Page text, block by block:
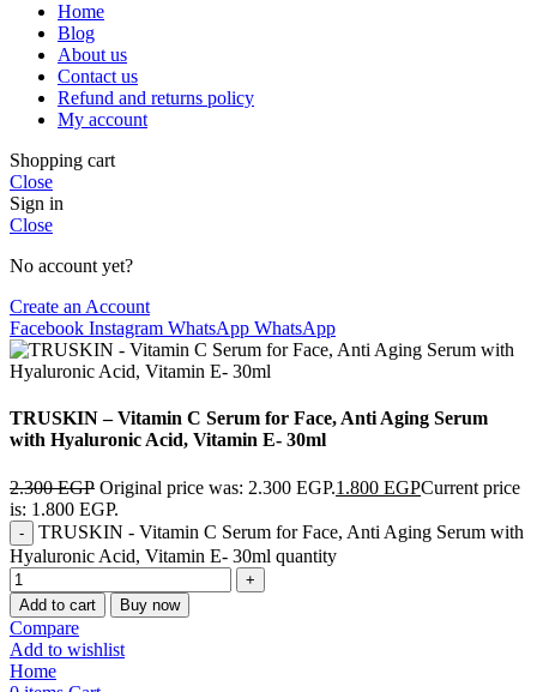
Home
Blog
About us
Contact us
Refund and returns policy
My account
Shopping cart
Close
Sign in
Close
No account yet?
Create an Account
Facebook Instagram WhatsApp WhatsApp
TRUSKIN – Vitamin C Serum for Face, Anti Aging Serum
with Hyaluronic Acid, Vitamin E- 30ml
2.300EGP Original price was: 2.300 EGP.1.800 EGPCurrent price
is: 1.800 EGP.
TRUSKIN - Vitamin C Serum for Face, Anti Aging Serum with
Hyaluronic Acid, Vitamin E- 30ml quantity
Add to cart Buy now
Compare
Add to wishlist
Home